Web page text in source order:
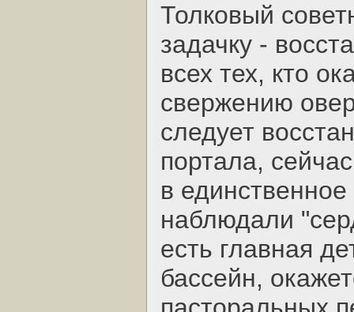
Толковый
задачку -
всех тех, кто
свержению
следует
портала,
в
наблюдали
есть главная
бассейн,